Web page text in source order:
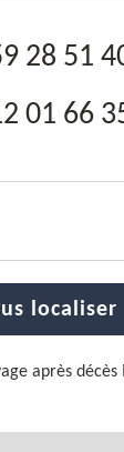
28 51
01 66
localiser
après décès